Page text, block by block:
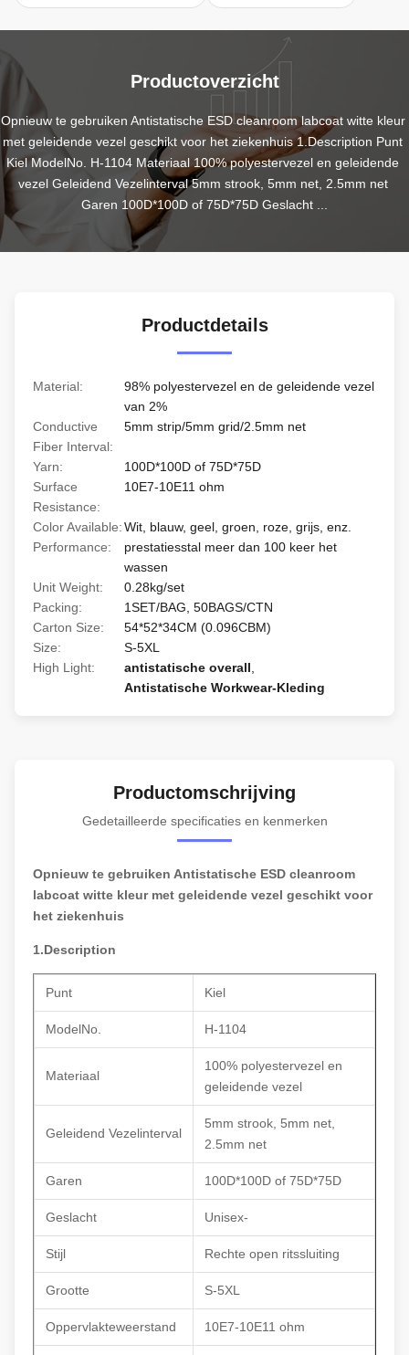
Productoverzicht
Opnieuw te gebruiken Antistatische ESD cleanroom labcoat witte kleur
met geleidende vezel geschikt voor het ziekenhuis 1.Description Punt
Kiel ModelNo. H-1104 Materiaal 100% polyestervezel en geleidende
vezel Geleidend Vezelinterval 5mm strook, 5mm net, 2.5mm net
Garen 100D*100D of 75D*75D Geslacht ...
Productdetails
Material:
98% polyestervezel en de geleidende vezel
van 2%
Conductive
Fiber Interval:
5mm strip/5mm grid/2.5mm net
Yarn:
100D*100D of 75D*75D
Surface
Resistance:
10E7-10E11 ohm
Color Available:Wit, blauw, geel, groen, roze, grijs, enz.
Performance:
prestatiesstal meer dan 100 keer het
wassen
Unit Weight:
0.28kg/set
Packing:
1SET/BAG, 50BAGS/CTN
Carton Size:
54*52*34CM (0.096CBM)
Size:
S-5XL
High Light:
antistatische overall
Antistatische Workwear-Kleding
Productomschrijving
Gedetailleerde specificaties en kenmerken
Opnieuw te gebruiken Antistatische ESD cleanroom
labcoat witte kleur met geleidende vezel geschikt voor
het ziekenhuis
1.Description
Punt Kiel
ModelNo. H-1104
Materiaal
100% polyestervezel en
geleidende vezel
Geleidend Vezelinterval
5mm strook, 5mm net,
2.5mm net
Garen 100D*100D of 75D*75D
Geslacht Unisex-
Stijl Rechte open ritssluiting
Grootte S-5XL
Oppervlakteweerstand 10E7-10E11 ohm